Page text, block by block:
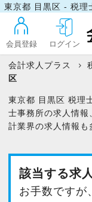
会員登録 ログイン
会計求人プラス
区
東京都 目黒区 税理
士事務所の求人情報
計業界の求人情報も
該当する求
お手数ですが